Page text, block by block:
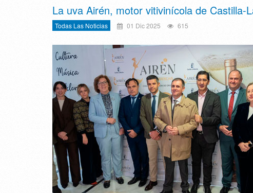
La uva Airén, motor vitivinícola de
Todas Las Noticias 01 Dic 2025 615